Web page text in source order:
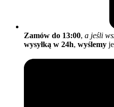
Zamów do 13:00, a jeśli
wysyłką w 24h, wyślemy